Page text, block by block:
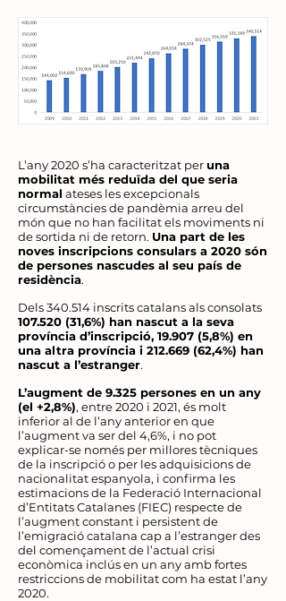
L’any 2020 s’ha caracteritzat peruna
mobilitat més reduïda del que seria
normal ateses les excepcionals
circumstàncies de pandèmia arreu del
món que no han facilitat els moviments ni
de sortida ni de retorn. Una part de les
noves inscripcions consulars a 2020 són
de persones nascudes al seu país de
residència.
Dels 340.514 inscrits catalans als consolats
107.520 (31,6%) han nascut a la seva
província d’inscripció, 19.907 (5,8%) en
una altra província i 212.669 (62,4%) han
nascut a l’estranger.
L’augment de 9.325 persones en un any
(el +2,8%), entre 2020 i 2021, és molt
inferior al de l’any anterior en que
l’augment va ser del 4,6%, i no pot
explicar-se només per millores tècniques
de la inscripció o per les adquisicions de
nacionalitat espanyola, i confirma les
estimacions de la Federació Internacional
d’Entitats Catalanes (FIEC) respecte de
l’augment constant i persistent de
l’emigració catalana cap a l’estranger des
del començament de l’actual crisi
econòmica inclús en un any amb fortes
restriccions de mobilitat com ha estat l’any
2020.